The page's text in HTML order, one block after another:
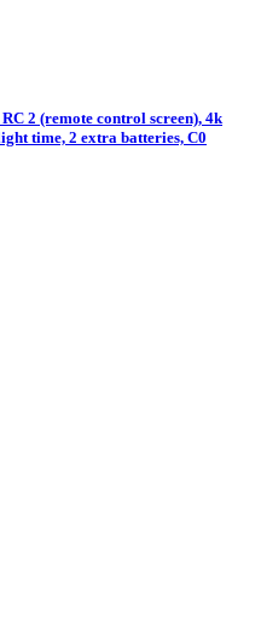
2 (remote control screen), 4k
time, 2 extra batteries, C0